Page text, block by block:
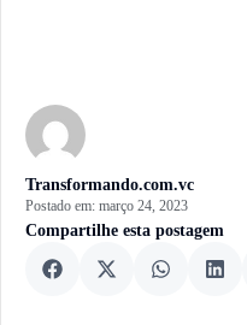
Transformando.com.vc
Postado em: março 24, 2023
Compartilhe esta postagem